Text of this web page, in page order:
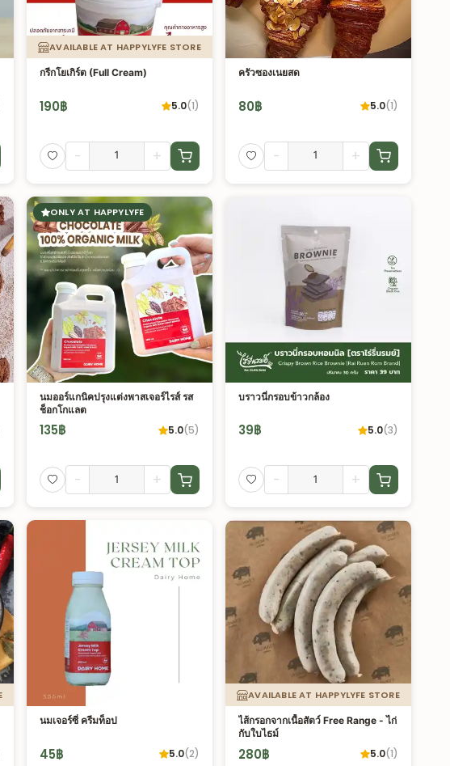
AVAILABLE AT HAPPYLYFE STORE
กรีกโยเกิร์ต (Full Cream)
190฿ 5.0(1)
- +
ครัวซองเนยสด
80฿ 5.0(1)
- +
ONLY AT HAPPYLYFE
นมออร์แกนิคปรุงแต่งพาสเจอร์ไรส์ รส
ช็อกโกแลต
135฿ 5.0(5)
- +
บราวนี่กรอบข้าวกล้อง
39฿ 5.0(3)
- +
นมเจอร์ซี่ ครีมท็อป
45฿ 5.0(2)
AVAILABLE AT HAPPYLYFE STORE
ไส้กรอกจากเนื้อสัตว์ Free Range - ไก่
กับใบไธม์
280฿ 5.0(1)